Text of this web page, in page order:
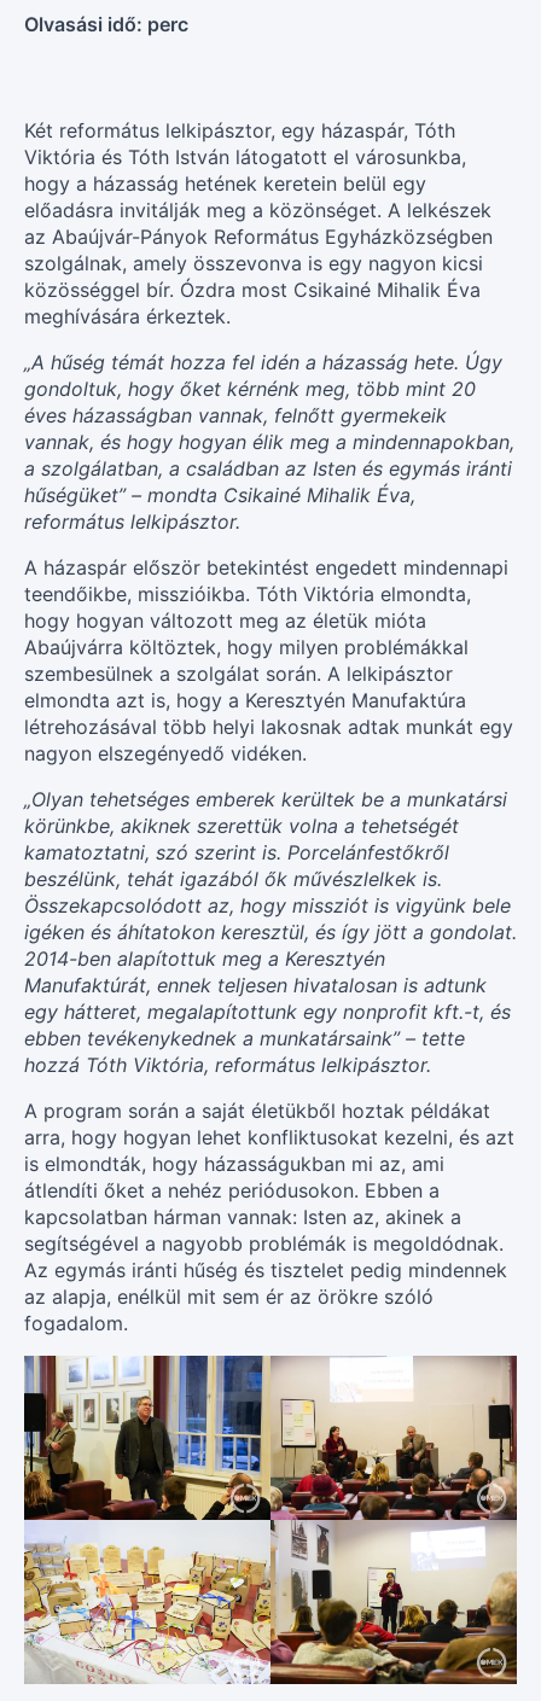
Olvasási idő: perc
Két református lelkipásztor, egy házaspár, Tóth
Viktória és Tóth István látogatott el városunkba,
hogy a házasság hetének keretein belül egy
előadásra invitálják meg a közönséget. A lelkészek
az Abaújvár-Pányok Református Egyházközségben
szolgálnak, amely összevonva is egy nagyon kicsi
közösséggel bír. Ózdra most Csikainé Mihalik Éva
meghívására érkeztek.
„A hűség témát hozza fel idén a házasság hete. Úgy
gondoltuk, hogy őket kérnénk meg, több mint 20
éves házasságban vannak, felnőtt gyermekeik
vannak, és hogy hogyan élik meg a mindennapokban,
a szolgálatban, a családban az Isten és egymás iránti
hűségüket” – mondta Csikainé Mihalik Éva,
református lelkipásztor.
A házaspár először betekintést engedett mindennapi
teendőikbe, misszióikba. Tóth Viktória elmondta,
hogy hogyan változott meg az életük mióta
Abaújvárra költöztek, hogy milyen problémákkal
szembesülnek a szolgálat során. A lelkipásztor
elmondta azt is, hogy a Keresztyén Manufaktúra
létrehozásával több helyi lakosnak adtak munkát egy
nagyon elszegényedő vidéken.
„Olyan tehetséges emberek kerültek be a munkatársi
körünkbe, akiknek szerettük volna a tehetségét
kamatoztatni, szó szerint is. Porcelánfestőkről
beszélünk, tehát igazából ők művészlelkek is.
Összekapcsolódott az, hogy missziót is vigyünk bele
igéken és áhítatokon keresztül, és így jött a gondolat.
2014-ben alapítottuk meg a Keresztyén
Manufaktúrát, ennek teljesen hivatalosan is adtunk
egy hátteret, megalapítottunk egy nonprofit kft.-t, és
ebben tevékenykednek a munkatársaink” – tette
hozzá Tóth Viktória, református lelkipásztor.
A program során a saját életükből hoztak példákat
arra, hogy hogyan lehet konfliktusokat kezelni, és azt
is elmondták, hogy házasságukban mi az, ami
átlendíti őket a nehéz periódusokon. Ebben a
kapcsolatban hárman vannak: Isten az, akinek a
segítségével a nagyobb problémák is megoldódnak.
Az egymás iránti hűség és tisztelet pedig mindennek
az alapja, enélkül mit sem ér az örökre szóló
fogadalom.